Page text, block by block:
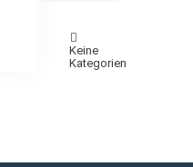
Keine
Kategorien